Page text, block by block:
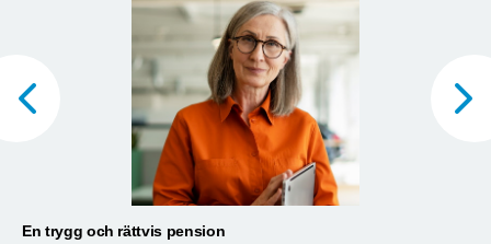
En trygg och rättvis pension